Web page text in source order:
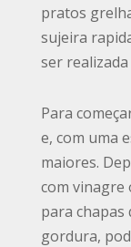
pratos
sujeira
ser
Para
e, com uma
maiores.
com vinagre
para chapas
gordura,